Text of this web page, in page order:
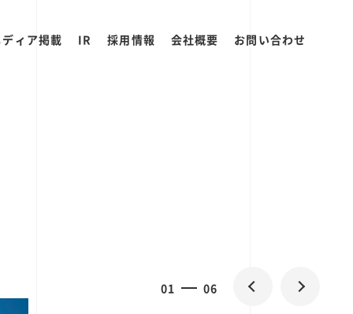
ィア掲載 IR 採用情報 会社概要 お問い合わせ
01 06